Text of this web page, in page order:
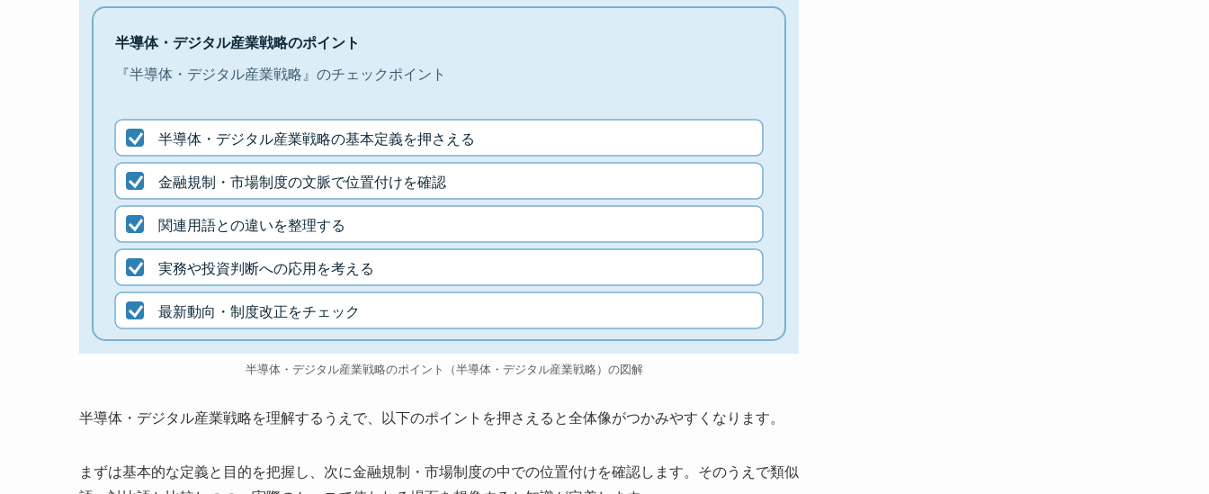
半導体・デジタル産業戦略のポイント
『半導体・デジタル産業戦略』のチェックポイント
半導体・デジタル産業戦略の基本定義を押さえる
金融規制・市場制度の文脈で位置付けを確認
関連用語との違いを整理する
実務や投資判断への応用を考える
最新動向・制度改正をチェック
半導体・デジタル産業戦略のポイント（半導体・デジタル産業戦略）の図解
半導体・デジタル産業戦略を理解するうえで、以下のポイントを押さえると全体像がつかみやすくなります。
まずは基本的な定義と目的を把握し、次に金融規制・市場制度の中での位置付けを確認します。そのうえで類似